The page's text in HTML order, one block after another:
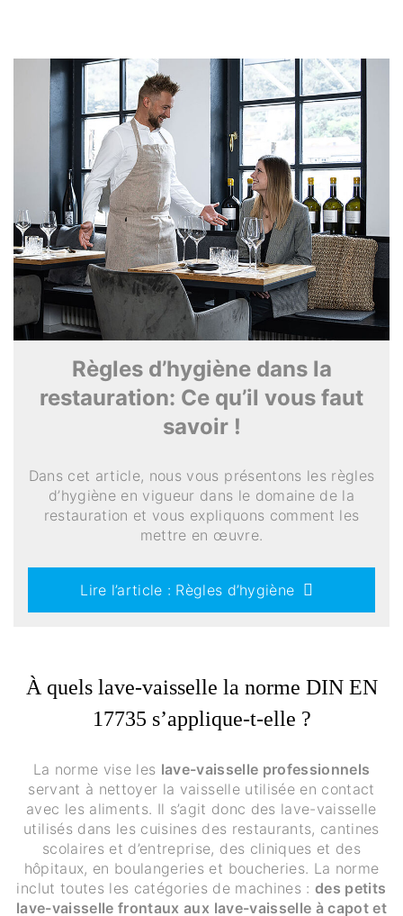
Règles d’hygiène dans la
restauration: Ce qu’il vous faut
savoir !
Dans cet article, nous vous présentons les règles
d’hygiène en vigueur dans le domaine de la
restauration et vous expliquons comment les
mettre en œuvre.
Lire l’article : Règles d’hygiène
À quels lave-vaisselle la norme DIN EN
17735 s’applique-t-elle ?
La norme vise les lave-vaisselle professionnels
servant à nettoyer la vaisselle utilisée en contact
avec les aliments. Il s’agit donc des lave-vaisselle
utilisés dans les cuisines des restaurants, cantines
scolaires et d’entreprise, des cliniques et des
hôpitaux, en boulangeries et boucheries. La norme
inclut toutes les catégories de machines :des petits
lave-vaisselle frontaux aux lave-vaisselle à capot et